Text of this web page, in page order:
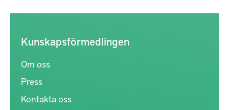
Kunskapsförmedlingen
Om oss
Press
Kontakta oss